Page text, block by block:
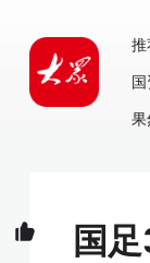
推
国
果
国